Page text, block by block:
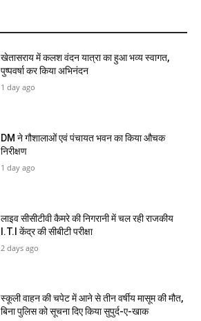
खेतासराय में कलश वंदन यात्रा का हुआ भव्य स्वागत,
पुष्पवर्षा कर किया अभिनंदन
1 day ago
DM ने गौशालाओं एवं पंचायत भवन का किया औचक
निरीक्षण
1 day ago
लाइव सीसीटीवी कैमरे की निगरानी में चल रही राजकीय
I.T.I केंद्र की सीबीटी परीक्षा
2 days ago
स्कूली वाहन की चपेट में आने से तीन वर्षीय मासूम की मौत,
बिना पुलिस को सूचना दिए किया सुपुर्द-ए-खाक